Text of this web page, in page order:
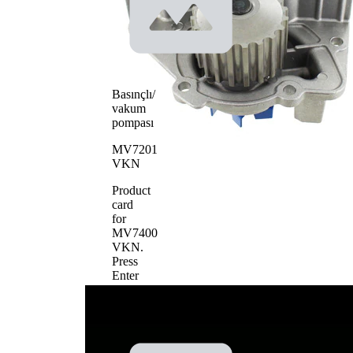
için
pompa
Çelik sac
SKF
Aquamax
Basınçlı/
vakum
pompası
MV7201
VKN
Product
card
for
MV7400
VKN.
Press
Enter
to